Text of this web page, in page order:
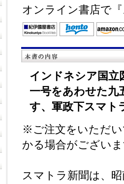
オンライン書店で
インドネシア国立
一号をあわせた九
す、軍政下スマト
※ご注文をいただ
かる場合がござい
スマトラ新聞は、